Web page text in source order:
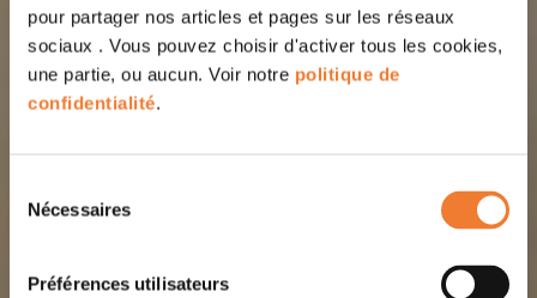
pour partager nos articles et pages sur les réseaux
sociaux . Vous pouvez choisir d'activer tous les cookies,
une partie, ou aucun. Voir notre politique de
confidentialité.
Nécessaires
Préférences utilisateurs